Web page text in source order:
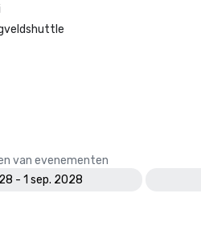
van evenementen
- 1 sep. 2028